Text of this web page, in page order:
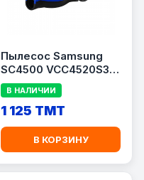
Пылесос Samsung
SC4500 VCC4520S36,
1600 Вт, 1.3 л, HEPA
Filter, Blue
В НАЛИЧИИ
1 125 TMT
В КОРЗИНУ